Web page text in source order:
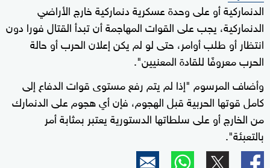
الدنماركية أو على وحدة عسكرية دنماركية خارج الأراضي
الدنماركية، يجب على القوات المهاجمة أن تبدأ القتال فورا دون
انتظار أو طلب أوامر، حتى لو لم يكن إعلان الحرب أو حالة
الحرب معروفًا للقادة المعنيين".
وأضاف المرسوم "إذا لم يتم رفع مستوى قوات الدفاع إلى
كامل قوتها الحربية قبل الهجوم، فإن أي هجوم على الدنمارك
من الخارج أو على سلطاتها الدستورية يعتبر بمثابة أمر
بالتعبئة".